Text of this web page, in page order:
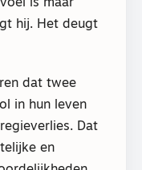
is maar
hij. Het deugt
dat twee
in hun leven
Dat
en